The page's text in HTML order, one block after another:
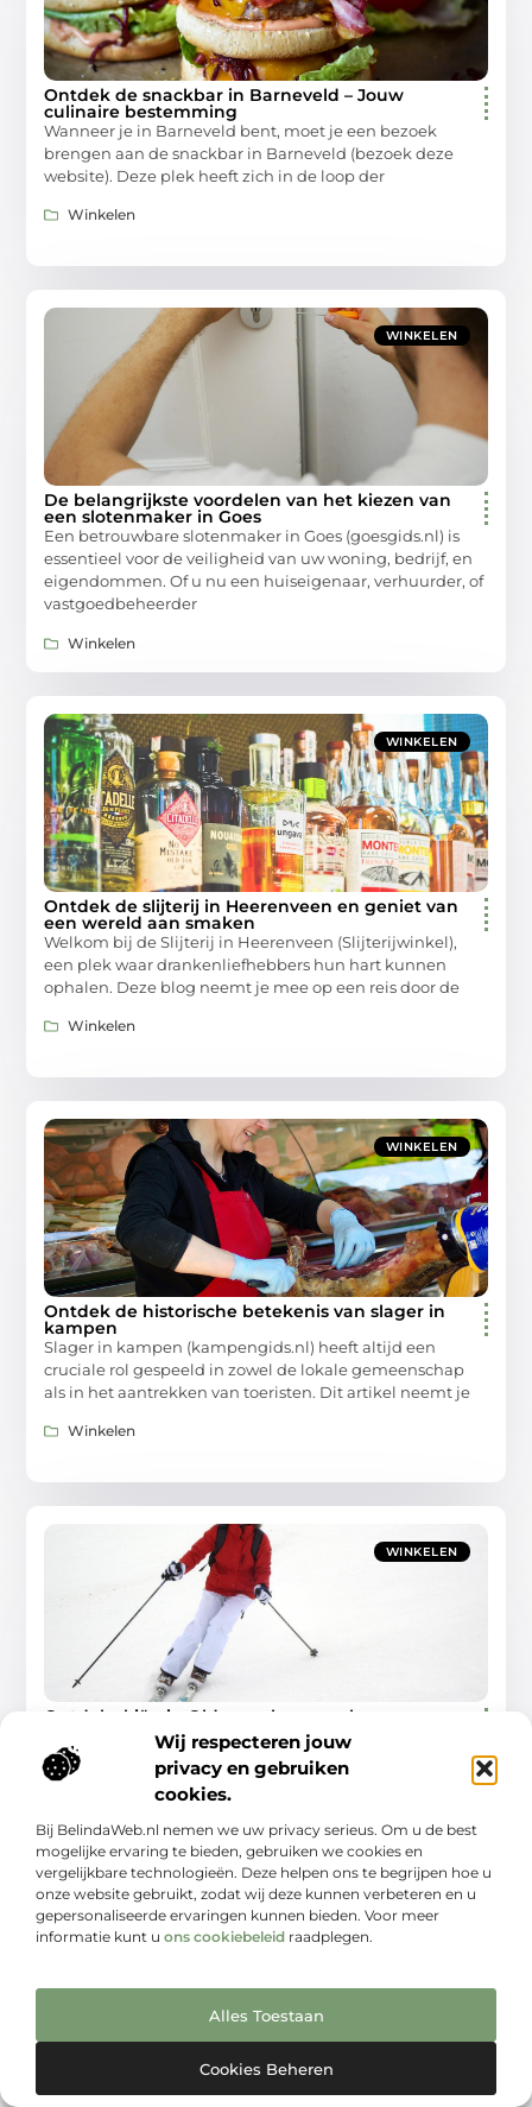
Wij respecteren jouw
privacy en gebruiken
cookies.
Bij BelindaWeb.nl nemen we uw privacy serieus. Om u de best
mogelijke ervaring te bieden, gebruiken we cookies en
vergelijkbare technologieën. Deze helpen ons te begrijpen hoe u
onze website gebruikt, zodat wij deze kunnen verbeteren en u
gepersonaliseerde ervaringen kunnen bieden. Voor meer
informatie kunt u ons cookiebeleid raadplegen.
Alles Toestaan
Cookies Beheren
Ontdek de snackbar in Barneveld – Jouw
culinaire bestemming
Wanneer je in Barneveld bent, moet je een bezoek
brengen aan de snackbar in Barneveld (bezoek deze
website). Deze plek heeft zich in de loop der
Winkelen
WINKELEN
De belangrijkste voordelen van het kiezen van
een slotenmaker in Goes
Een betrouwbare slotenmaker in Goes (goesgids.nl) is
essentieel voor de veiligheid van uw woning, bedrijf, en
eigendommen. Of u nu een huiseigenaar, verhuurder, of
vastgoedbeheerder
Winkelen
WINKELEN
Ontdek de slijterij in Heerenveen en geniet van
een wereld aan smaken
Welkom bij de Slijterij in Heerenveen (Slijterijwinkel),
een plek waar drankenliefhebbers hun hart kunnen
ophalen. Deze blog neemt je mee op een reis door de
Winkelen
WINKELEN
Ontdek de historische betekenis van slager in
kampen
Slager in kampen (kampengids.nl) heeft altijd een
cruciale rol gespeeld in zowel de lokale gemeenschap
als in het aantrekken van toeristen. Dit artikel neemt je
Winkelen
WINKELEN
Ontdek skiën in Oldenzaal, een verborgen
juweel voor winterliefhebbers
Als je aan skiën denkt, komen waarschijnlijk de
besneeuwde Alpen of de Rocky Mountains in je op. Maar
wist je dat je ook in Nederland
Winkelen